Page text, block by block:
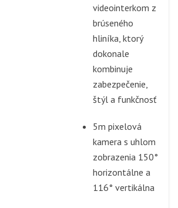
videointerkom z
brúseného
hliníka, ktorý
dokonale
kombinuje
zabezpečenie,
štýl a funkčnosť
5m pixelová
kamera s uhlom
zobrazenia 150°
horizontálne a
116° vertikálna